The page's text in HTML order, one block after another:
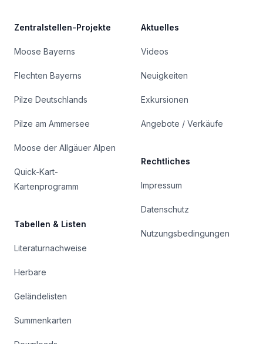
Zentralstellen-Projekte
Moose Bayerns
Flechten Bayerns
Pilze Deutschlands
Pilze am Ammersee
Moose der Allgäuer Alpen
Quick-Kart-
Kartenprogramm
Tabellen & Listen
Literaturnachweise
Herbare
Geländelisten
Summenkarten
Aktuelles
Videos
Neuigkeiten
Exkursionen
Angebote / Verkäufe
Rechtliches
Impressum
Datenschutz
Nutzungsbedingungen